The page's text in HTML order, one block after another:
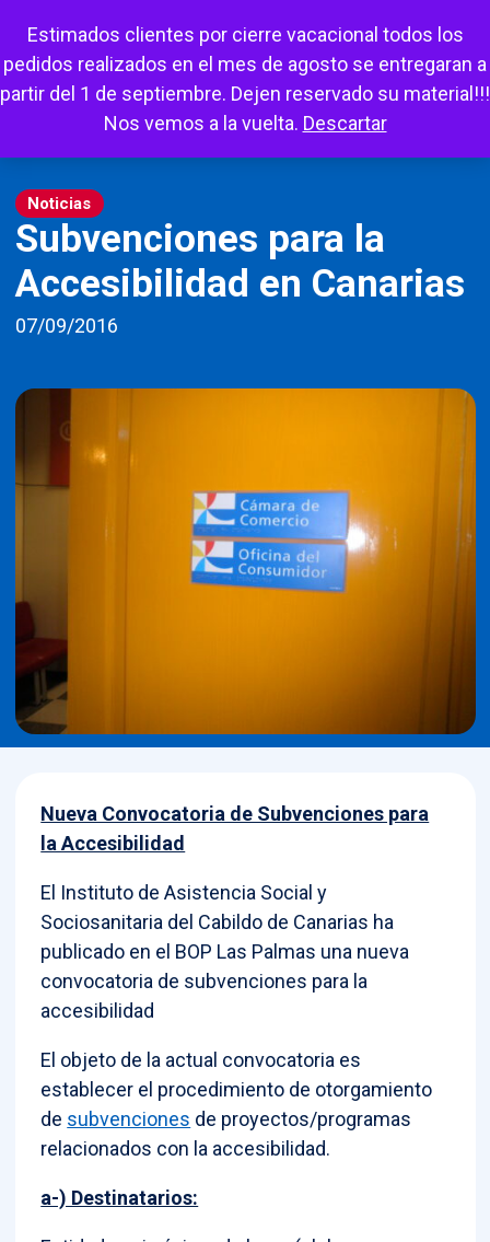
Estimados clientes por cierre vacacional todos los
pedidos realizados en el mes de agosto se entregaran a
partir del 1 de septiembre. Dejen reservado su material!!!
Nos vemos a la vuelta. Descartar
Mi cuenta Carrito Favoritos Escuchar
Noticias
Subvenciones para la
Accesibilidad en Canarias
07/09/2016
Nueva Convocatoria de Subvenciones para
la Accesibilidad
El Instituto de Asistencia Social y
Sociosanitaria del Cabildo de Canarias ha
publicado en el BOP Las Palmas una nueva
convocatoria de subvenciones para la
accesibilidad
El objeto de la actual convocatoria es
establecer el procedimiento de otorgamiento
de subvenciones de proyectos/programas
relacionados con la accesibilidad.
a-) Destinatarios: